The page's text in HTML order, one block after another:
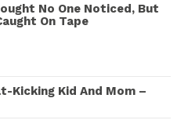
No One Noticed, But
On Tape
Kicking Kid And Mom –